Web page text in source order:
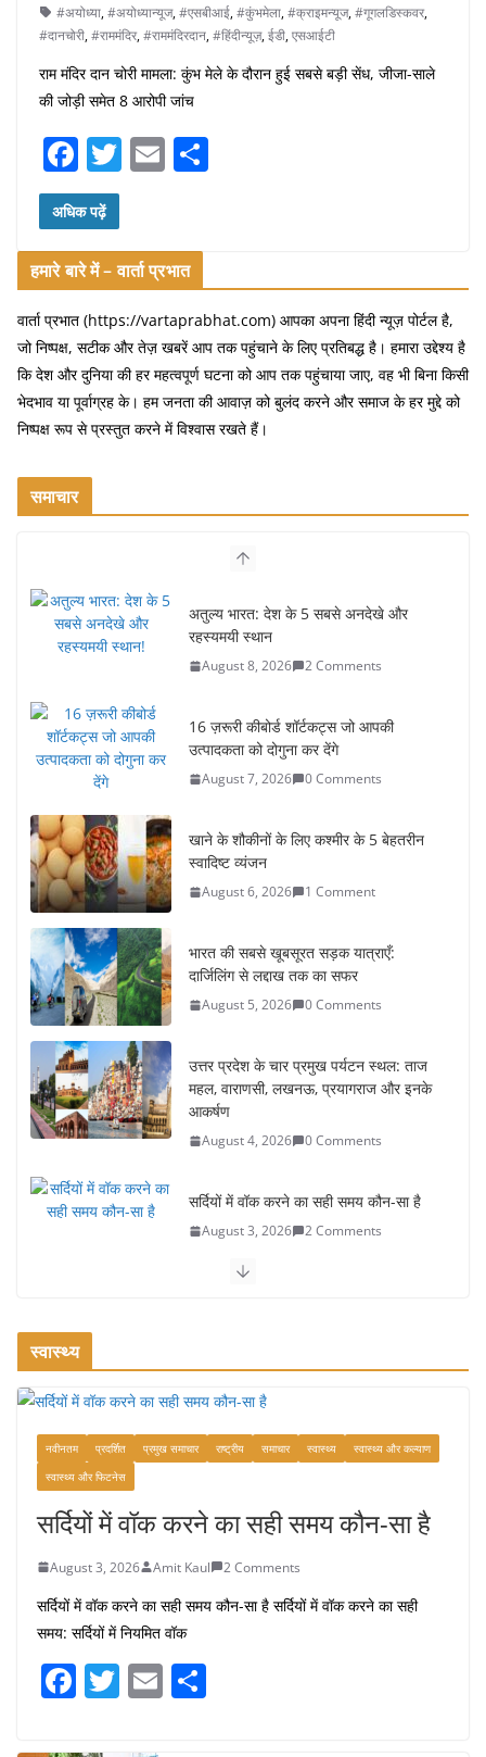
#अयोध्या,#अयोध्यान्यूज,#एसबीआई,#कुंभमेला,#क्राइमन्यूज,#गूगलडिस्कवर,
#दानचोरी,#राममंदिर,#राममंदिरदान,#हिंदीन्यूज़,ईडी,एसआईटी
राम मंदिर दान चोरी मामला: कुंभ मेले के दौरान हुई सबसे बड़ी सेंध, जीजा-साले
की जोड़ी समेत 8 आरोपी जांच
F
a
c
e
b
o
o
k
T
er
E
l
अधिक पढ़ें
हमारे बारे में – वार्ता प्रभात
वार्ता प्रभात (https://vartaprabhat.com) आपका अपना हिंदी न्यूज़ पोर्टल है,
जो निष्पक्ष, सटीक और तेज़ खबरें आप तक पहुंचाने के लिए प्रतिबद्ध है। हमारा उद्देश्य है
कि देश और दुनिया की हर महत्वपूर्ण घटना को आप तक पहुंचाया जाए, वह भी बिना किसी
भेदभाव या पूर्वाग्रह के। हम जनता की आवाज़ को बुलंद करने और समाज के हर मुद्दे को
निष्पक्ष रूप से प्रस्तुत करने में विश्वास रखते हैं।
समाचार
अतुल्य भारत: देश के 5 सबसे अनदेखे और
रहस्यमयी स्थान
August 8, 2026 2 Comments
16 ज़रूरी कीबोर्ड शॉर्टकट्स जो आपकी
उत्पादकता को दोगुना कर देंगे
August 7, 2026 0 Comments
खाने के शौकीनों के लिए कश्मीर के 5 बेहतरीन
स्वादिष्ट व्यंजन
August 6, 2026 1 Comment
भारत की सबसे खूबसूरत सड़क यात्राएँ:
दार्जिलिंग से लद्दाख तक का सफर
August 5, 2026 0 Comments
उत्तर प्रदेश के चार प्रमुख पर्यटन स्थल: ताज
महल, वाराणसी, लखनऊ, प्रयागराज और इनके
आकर्षण
August 4, 2026 0 Comments
सर्दियों में वॉक करने का सही समय कौन-सा है
August 3, 2026 2 Comments
भारत में दर्शनीय 10 सबसे प्रसिद्ध मंदिर:
August 9, 2026 0 Comments
स्वास्थ्य
नवीनतम प्रदर्शित प्रमुख समाचार राष्ट्रीय समाचार स्वास्थ्य
स्वास्थ्य और कल्याण
स्वास्थ्य और फिटनेस
सर्दियों में वॉक करने का सही समय कौन-सा है
August 3, 2026 Amit Kaul 2 Comments
सर्दियों में वॉक करने का सही समय कौन-सा है सर्दियों में वॉक करने का सही
समय: सर्दियों में नियमित वॉक
F T E